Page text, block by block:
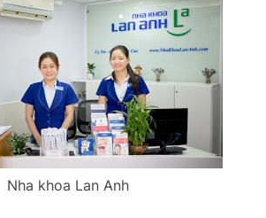
Nha khoa Lan Anh